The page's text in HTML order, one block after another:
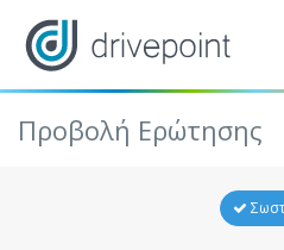
Προβολή Ερώτησης